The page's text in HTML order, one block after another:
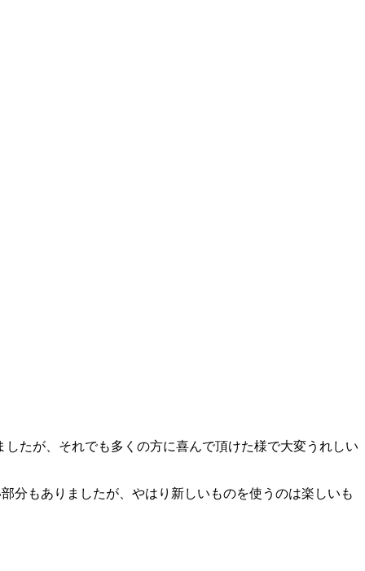
たが、それでも多くの方に喜んで頂けた様で大変うれしい
分もありましたが、やはり新しいものを使うのは楽しいも